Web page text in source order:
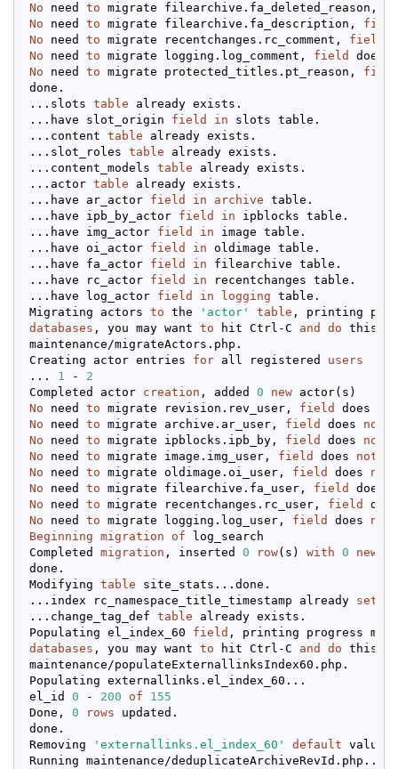
No need to migrate filearchive.fa_deleted_reason,
No need to migrate filearchive.fa_description, field
No need to migrate recentchanges.rc_comment, field
No need to migrate logging.log_comment, field does
No need to migrate protected_titles.pt_reason, field
done.
...slots table already exists.
...have slot_origin field in slots table.
...content table already exists.
...slot_roles table already exists.
...content_models table already exists.
...actor table already exists.
...have ar_actor field in archive table.
...have ipb_by_actor field in ipblocks table.
...have img_actor field in image table.
...have oi_actor field in oldimage table.
...have fa_actor field in filearchive table.
...have rc_actor field in recentchanges table.
...have log_actor field in logging table.
Migrating actors to the 'actor' table , printing
databases , you may want to hit Ctrl-C and do this
maintenance/migrateActors.php.
Creating actor entries for all registered users
... 1 - 2
Completed actor creation , added 0 new
No need to migrate revision.rev_user, field does
No need to migrate archive.ar_user, field does not
No need to migrate ipblocks.ipb_by, field does not
No need to migrate image.img_user, field does not
No need to migrate oldimage.oi_user, field does not
No need to migrate filearchive.fa_user, field does
No need to migrate recentchanges.rc_user, field
No need to migrate logging.log_user, field does not
Beginning migration of log_search
Completed migration , inserted 0 row(s) with 0 new
done.
Modifying table site_stats...done.
...index rc_namespace_title_timestamp already set
...change_tag_def table already exists.
Populating el_index_60 field , printing progress
databases , you may want to hit Ctrl-C and do this
maintenance/populateExternallinksIndex60.php.
Populating externallinks.el_index_60...
el_id 0 - 200 of
155
Done, 0 rows updated.
done.
Removing
'externallinks.el_index_60' default value.
Running maintenance/deduplicateArchiveRevId.php...